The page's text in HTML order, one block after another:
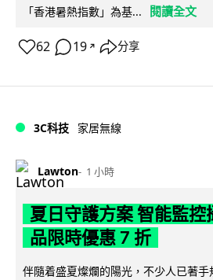
「香港暑熱指數」為基...
閱讀全文
62 19 ↗ 分享
3C科技 家居無線
Lawton 1 小時
夏日守護方案 智能監
品限時優惠 7 折
伴隨着盛夏燦爛的陽光，不少人已著手